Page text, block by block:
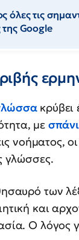
όλες τις
Google
κρύβει
με
νοήματος,
γλώσσες.
των
και
Ο λόγος